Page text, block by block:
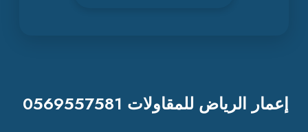
إعمار الرياض للمقاولات 0569557581